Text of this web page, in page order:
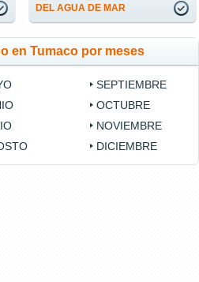
DEL AGUA DE MAR
en Tumaco por meses
SEPTIEMBRE
OCTUBRE
NOVIEMBRE
DICIEMBRE